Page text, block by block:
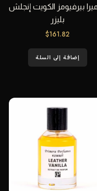
بيرفيومز الكويت إنجلش
بليزر
$161.82
إضافة إلى السلة